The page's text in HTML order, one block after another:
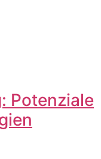
Potenziale